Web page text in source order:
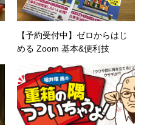
【予約受付中】ゼロからはじ
める Zoom 基本&便利技